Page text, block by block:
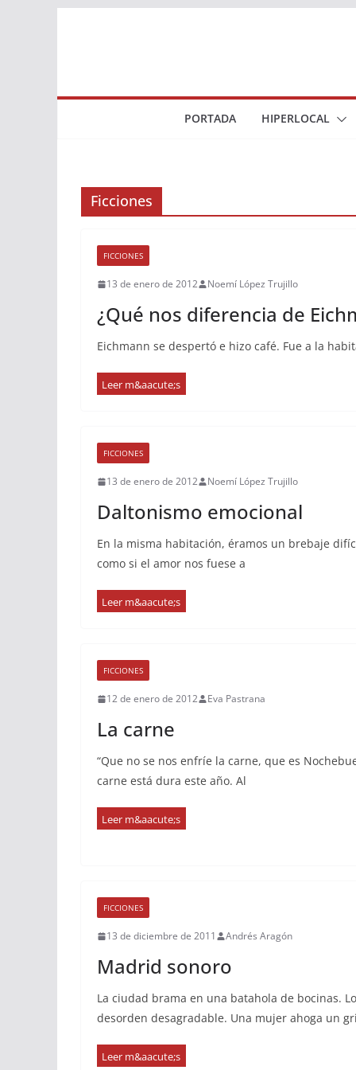
PORTADA HIPERLOCAL
Ficciones
FICCIONES
13 de enero de 2012 Noemí López Trujillo
¿Qué nos diferencia de
Eichmann se despertó e hizo café. Fue a la
FICCIONES
13 de enero de 2012 Noemí López Trujillo
Daltonismo emocional
En la misma habitación, éramos un brebaje
como si el amor nos fuese a
FICCIONES
12 de enero de 2012 Eva Pastrana
La carne
“Que no se nos enfríe la carne, que es
carne está dura este año. Al
FICCIONES
13 de diciembre de 2011 Andrés Aragón
Madrid sonoro
La ciudad brama en una batahola de bocinas.
desorden desagradable. Una mujer ahoga un